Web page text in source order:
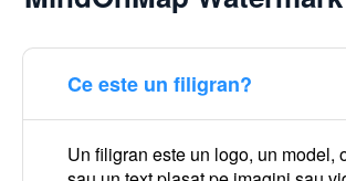
Ce este un filigran?
Un filigran este un logo, un model,